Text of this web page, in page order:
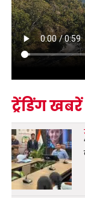
ट्रेंडिंग खबरें